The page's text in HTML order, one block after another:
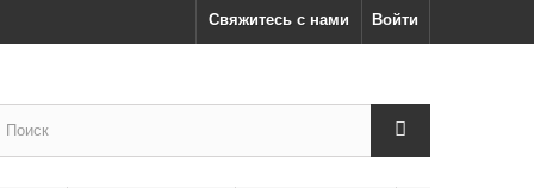
Войти
Свяжитесь с нами